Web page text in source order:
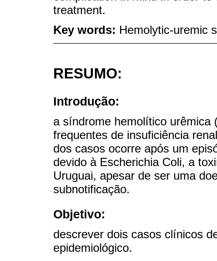
treatment.
Key words: Hemolytic-uremic
RESUMO:
Introdução:
a síndrome hemolítico urêmica
frequentes de insuficiência
dos casos ocorre após um
devido à Escherichia Coli, a
Uruguai, apesar de ser uma
subnotificação.
Objetivo:
descrever dois casos clínicos
epidemiológico.